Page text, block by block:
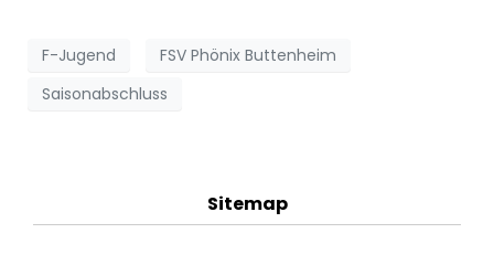
F-Jugend
FSV Phönix Buttenheim
Saisonabschluss
Sitemap